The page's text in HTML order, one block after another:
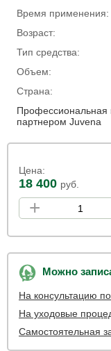
Время применения:
Возраст:
Тип средства:
Объем:
Страна:
Профессиональная
партнером Juvena
Цена:
18 400 руб.
+
Можно
На консультацию
На уходовые
Самостоятельная